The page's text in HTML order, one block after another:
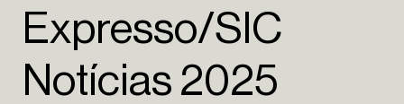
Expresso/SIC
Notícias 2025